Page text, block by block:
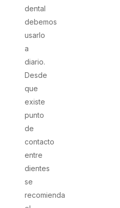
dental
debemos
usarlo
a
diario.
Desde
que
existe
punto
de
contacto
entre
dientes
se
recomienda